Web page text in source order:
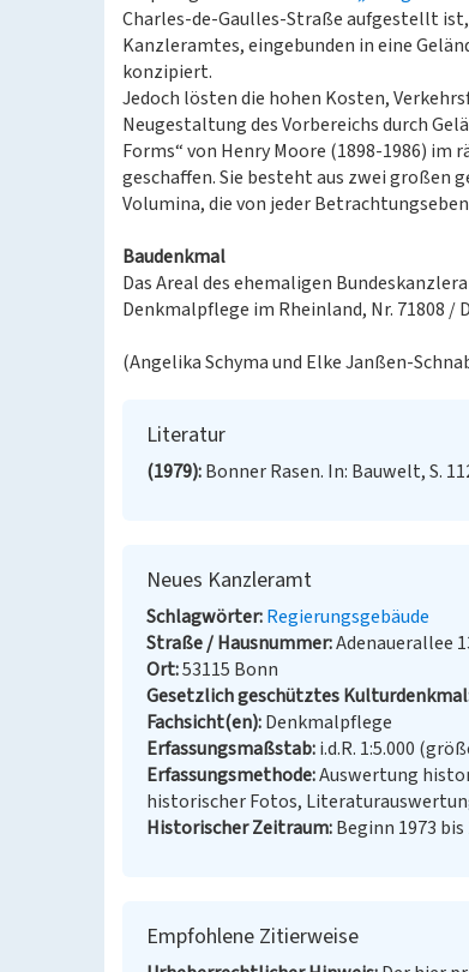
Charles‑de‑Gaulles‑Straße aufgestellt
Kanzleramtes, eingebunden in eine
konzipiert.
Jedoch lösten die hohen Kosten,
Neugestaltung des Vorbereichs durch
Forms“ von Henry Moore (1898-1986)
geschaffen. Sie besteht aus zwei großen
Volumina, die von jeder
Baudenkmal
Das Areal des ehemaligen
Denkmalpflege im Rheinland, Nr. 71808 /
(Angelika Schyma und Elke Janßen-
Literatur
(1979) Bonner Rasen. In: Bauwelt, S.
Neues Kanzleramt
Schlagwörter Regierungsgebäude
Straße / Hausnummer Adenauerallee
Ort 53115 Bonn
Gesetzlich geschütztes Kulturdenkmal
Fachsicht(en) Denkmalpflege
Erfassungsmaßstab i.d.R. 1:5.000
Erfassungsmethode Auswertung
historischer Fotos,
Historischer Zeitraum Beginn 1973 bis
Empfohlene Zitierweise